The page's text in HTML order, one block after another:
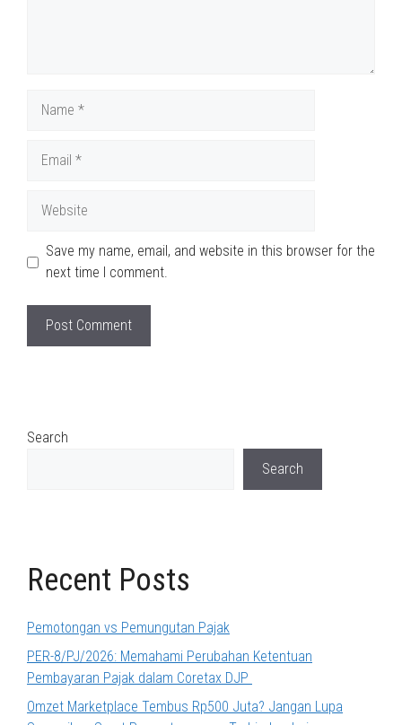
Save my name, email, and website in this browser for the
next time I comment.
Search
Search
Recent Posts
Pemotongan vs Pemungutan Pajak
PER-8/PJ/2026: Memahami Perubahan Ketentuan
Pembayaran Pajak dalam Coretax DJP
Omzet Marketplace Tembus Rp500 Juta? Jangan Lupa